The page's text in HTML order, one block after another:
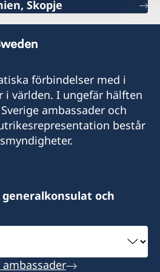
Skopje
förbindelser med i
världen. I ungefär hälften
ambassader och
består
och